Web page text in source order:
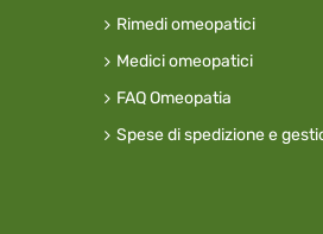
Rimedi omeopatici
Medici omeopatici
FAQ Omeopatia
Spese di spedizione e